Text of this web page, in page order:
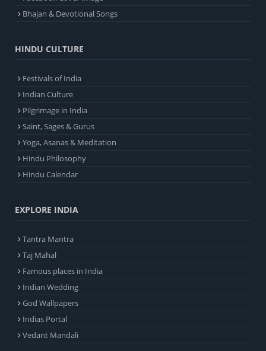
Bhajan & Devotional Songs
HINDU CULTURE
Festivals of India
Indian Culture
Pilgrimage in India
Saint, Sages & Gurus
Yoga, Asanas & Meditation
Hindu Philosophy
Hindu Calendar
EXPLORE INDIA
Tantra Mantra
Taj Mahal
Famous places in India
Indian Wedding
God Wallpapers
Indias Portal
Vedant Mandali